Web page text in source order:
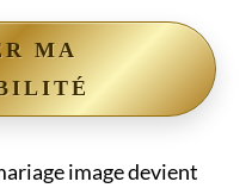
MA
image devient